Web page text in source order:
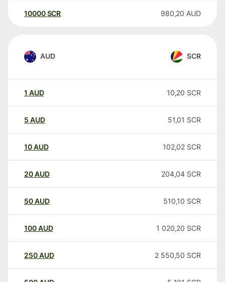
10000 SCR 980,20 AUD
AUD SCR
1 AUD 10,20 SCR
5 AUD 51,01 SCR
10AUD 102,02 SCR
20AUD 204,04 SCR
50AUD 510,10 SCR
100AUD 1 020,20 SCR
250AUD 2 550,50 SCR